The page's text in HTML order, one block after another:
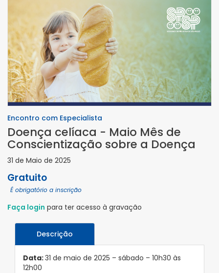
Encontro com Especialista
Doença celíaca - Maio Mês de
Conscientização sobre a Doença
31 de Maio de 2025
Gratuito
É obrigatório a inscrição
Faça login para ter acesso à gravação
Descrição
Data:31 de maio de 2025 – sábado – 10h30 às
12h00